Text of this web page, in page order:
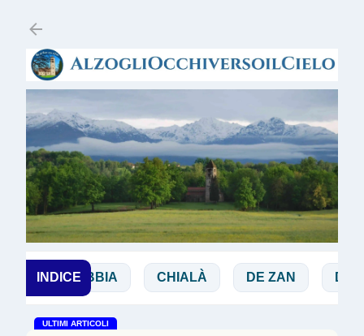
INDICE
BIBBIA CHIALÀ DE ZAN
ULTIMI ARTICOLI